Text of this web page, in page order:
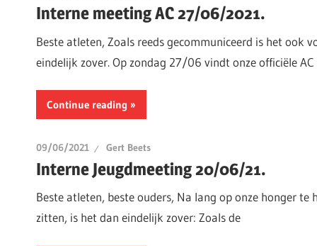
Interne meeting AC 27/06/2021.
Beste atleten, Zoals reeds gecommuniceerd is het ook
eindelijk zover. Op zondag 27/06 vindt onze officiële AC
Continue reading
09/06/2021 Gert Beets
Interne Jeugdmeeting 20/06/21.
Beste atleten, beste ouders, Na lang op onze honger te
zitten, is het dan eindelijk zover: Zoals de